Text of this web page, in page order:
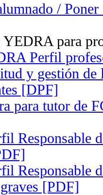
/
YEDRA para
Perfil
y gestión de
[DPF]
para tutor de
Responsable
Responsable
[PDF]